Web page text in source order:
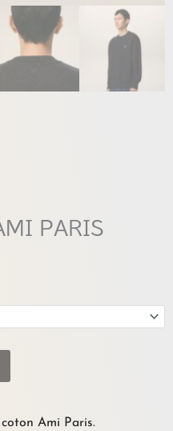
PARIS
Ami Paris.